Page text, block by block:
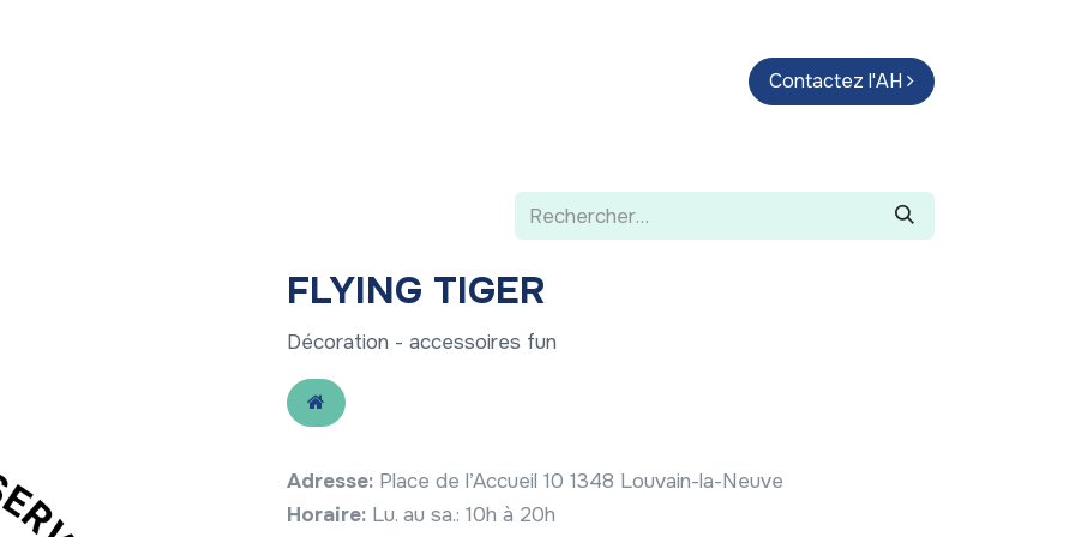
Parcours d'artistes Guide
Contactez l'AH
FLYING TIGER
Décoration - accessoires fun
Adresse: Place de l’Accueil 10 1348 Louvain-la-Neuve
Horaire: Lu. au sa.: 10h à 20h